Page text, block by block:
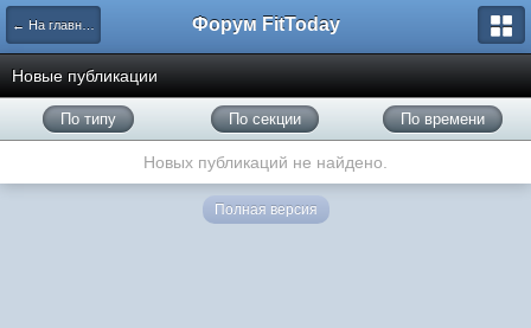
← На главную Форум FitToday
Новые публикации
По типу По секции По времени
Новых публикаций не найдено.
Полная версия